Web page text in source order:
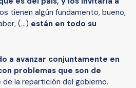
tienen algún fundamento, bueno,
(...) están en todo su
a avanzar conjuntamente en
problemas que son de
la repartición del gobierno.